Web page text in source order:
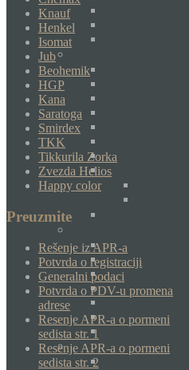
Knauf
Henkel
Isomat
Jub
Beohemik
HGP
Kana
Saratoga
Smirdex
TKK
Tikkurila Zorka
Zvezda Helios
Happy color
Preuzmite
Rešenje iz APR-a
Potvrda o registraciji
Generalni podaci
Potvrda o PDV-u promena
adrese
Resenje APR-a o pormeni
sedista str. 1
Resenje APR-a o pormeni
sedista str. 2